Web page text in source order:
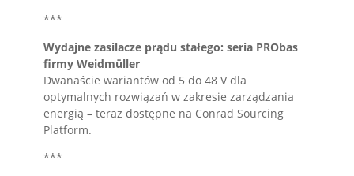
***
Wydajne zasilacze prądu stałego: seria PRObas
firmy Weidmüller
Dwanaście wariantów od 5 do 48 V dla
optymalnych rozwiązań w zakresie zarządzania
energią – teraz dostępne na Conrad Sourcing
Platform.
***